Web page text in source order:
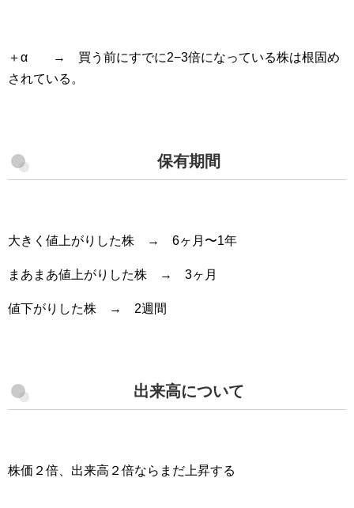
＋α → 買う前にすでに2−3倍になっている株は根固め
されている。
保有期間
大きく値上がりした株 → 6ヶ月〜1年
まあまあ値上がりした株 → 3ヶ月
値下がりした株 → 2週間
出来高について
株価２倍、出来高２倍ならまだ上昇する